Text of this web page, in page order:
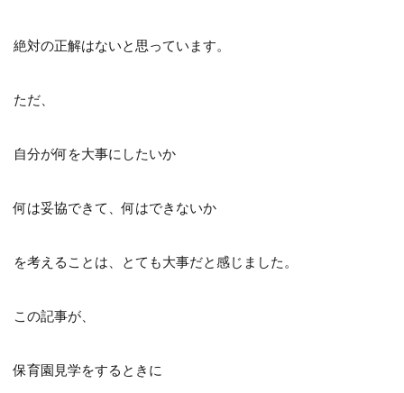
絶対の正解はないと思っています。
ただ、
自分が何を大事にしたいか
何は妥協できて、何はできないか
を考えることは、とても大事だと感じました。
この記事が、
保育園見学をするときに